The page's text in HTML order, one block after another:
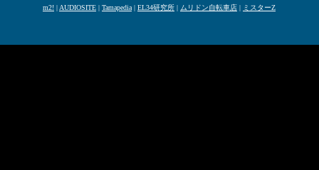
m2! | AUDIOSITE | Tamapedia | EL34研究所 | ムリドン自転車店 | ミスターZ